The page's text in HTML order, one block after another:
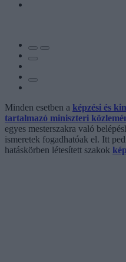
Minden esetben a képzési és
tartalmazó miniszteri
egyes mesterszakra való
ismeretek fogadhatóak el. Itt
hatáskörben létesített szakok